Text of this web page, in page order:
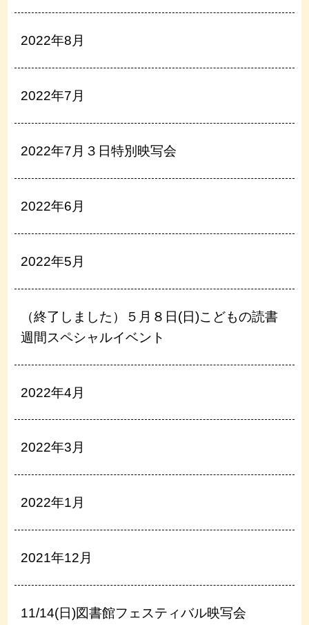
2022年8月
2022年7月
2022年7月３日特別映写会
2022年6月
2022年5月
（終了しました）５月８日(日)こどもの読書
週間スペシャルイベント
2022年4月
2022年3月
2022年1月
2021年12月
11/14(日)図書館フェスティバル映写会